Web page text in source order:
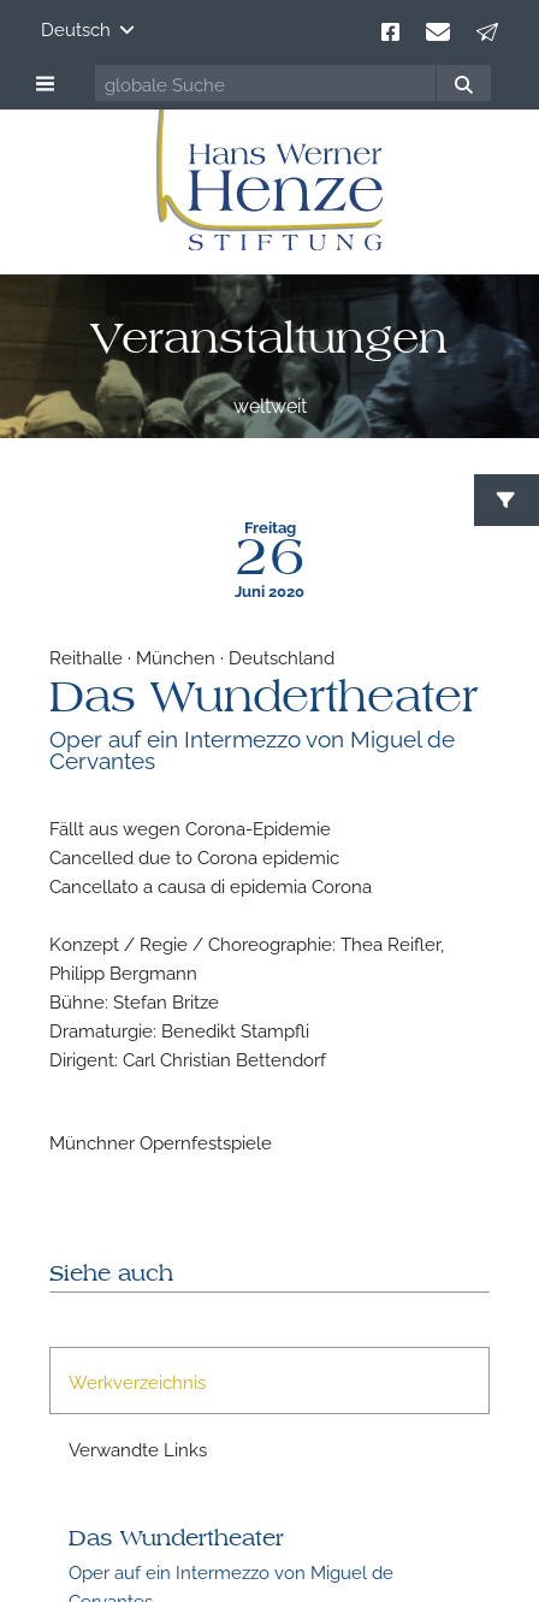
Deutsch
Veranstaltungen
weltweit
Freitag
26
Juni 2020
Reithalle · München · Deutschland
Das Wundertheater
Oper auf ein Intermezzo von Miguel de
Cervantes
Fällt aus wegen Corona-Epidemie
Cancelled due to Corona epidemic
Cancellato a causa di epidemia Corona
Konzept / Regie / Choreographie: Thea Reifler,
Philipp Bergmann
Bühne: Stefan Britze
Dramaturgie: Benedikt Stampfli
Dirigent: Carl Christian Bettendorf
Münchner Opernfestspiele
Siehe auch
Werkverzeichnis
Verwandte Links
Das Wundertheater
Oper auf ein Intermezzo von Miguel de